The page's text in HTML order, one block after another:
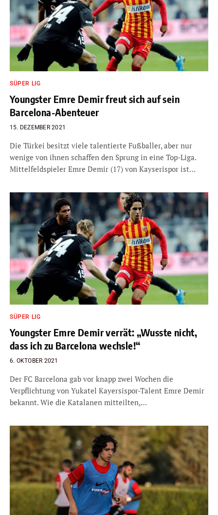
SÜPER LIG
Youngster Emre Demir freut sich auf sein
Barcelona-Abenteuer
15. DEZEMBER 2021
Die Türkei besitzt viele talentierte Fußballer, aber nur
wenige von ihnen schaffen den Sprung in eine Top-Liga.
Mittelfeldspieler Emre Demir (17) von Kayserispor ist…
SÜPER LIG
Youngster Emre Demir verrät: „Wusste nicht,
dass ich zu Barcelona wechsle!“
6. OKTOBER 2021
Der FC Barcelona gab vor knapp zwei Wochen die
Verpflichtung von Yukatel Kayersispor-Talent Emre Demir
bekannt. Wie die Katalanen mitteilten,…